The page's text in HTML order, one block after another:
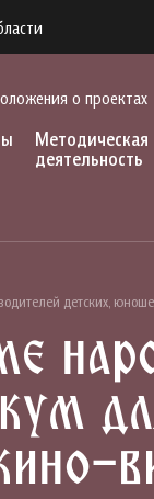
о проектах
Методическая
деятельность
детских,